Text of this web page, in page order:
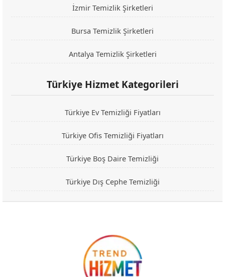
İzmir Temizlik Şirketleri
Bursa Temizlik Şirketleri
Antalya Temizlik Şirketleri
Türkiye Hizmet Kategorileri
Türkiye Ev Temizliği Fiyatları
Türkiye Ofis Temizliği Fiyatları
Türkiye Boş Daire Temizliği
Türkiye Dış Cephe Temizliği